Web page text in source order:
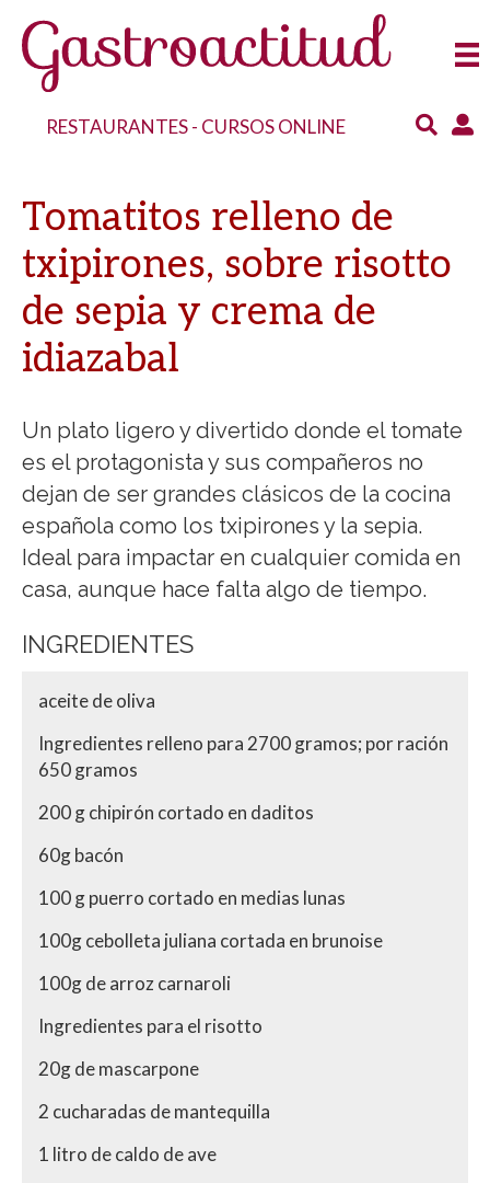
RESTAURANTES- CURSOS ONLINE
Tomatitos relleno de
txipirones, sobre risotto
de sepia y crema de
idiazabal
Un plato ligero y divertido donde el tomate
es el protagonista y sus compañeros no
dejan de ser grandes clásicos de la cocina
española como los txipirones y la sepia.
Ideal para impactar en cualquier comida en
casa, aunque hace falta algo de tiempo.
INGREDIENTES
aceite de oliva
Ingredientes relleno para 2700 gramos; por ración
650 gramos
200 g chipirón cortado en daditos
60g bacón
100 g puerro cortado en medias lunas
100g cebolleta juliana cortada en brunoise
100g de arroz carnaroli
Ingredientes para el risotto
20g de mascarpone
2 cucharadas de mantequilla
1 litro de caldo de ave